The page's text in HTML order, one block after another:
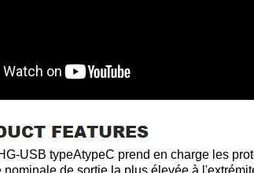
USB typeAtypeC prend en charge les
nominale de sortie la plus élevée à